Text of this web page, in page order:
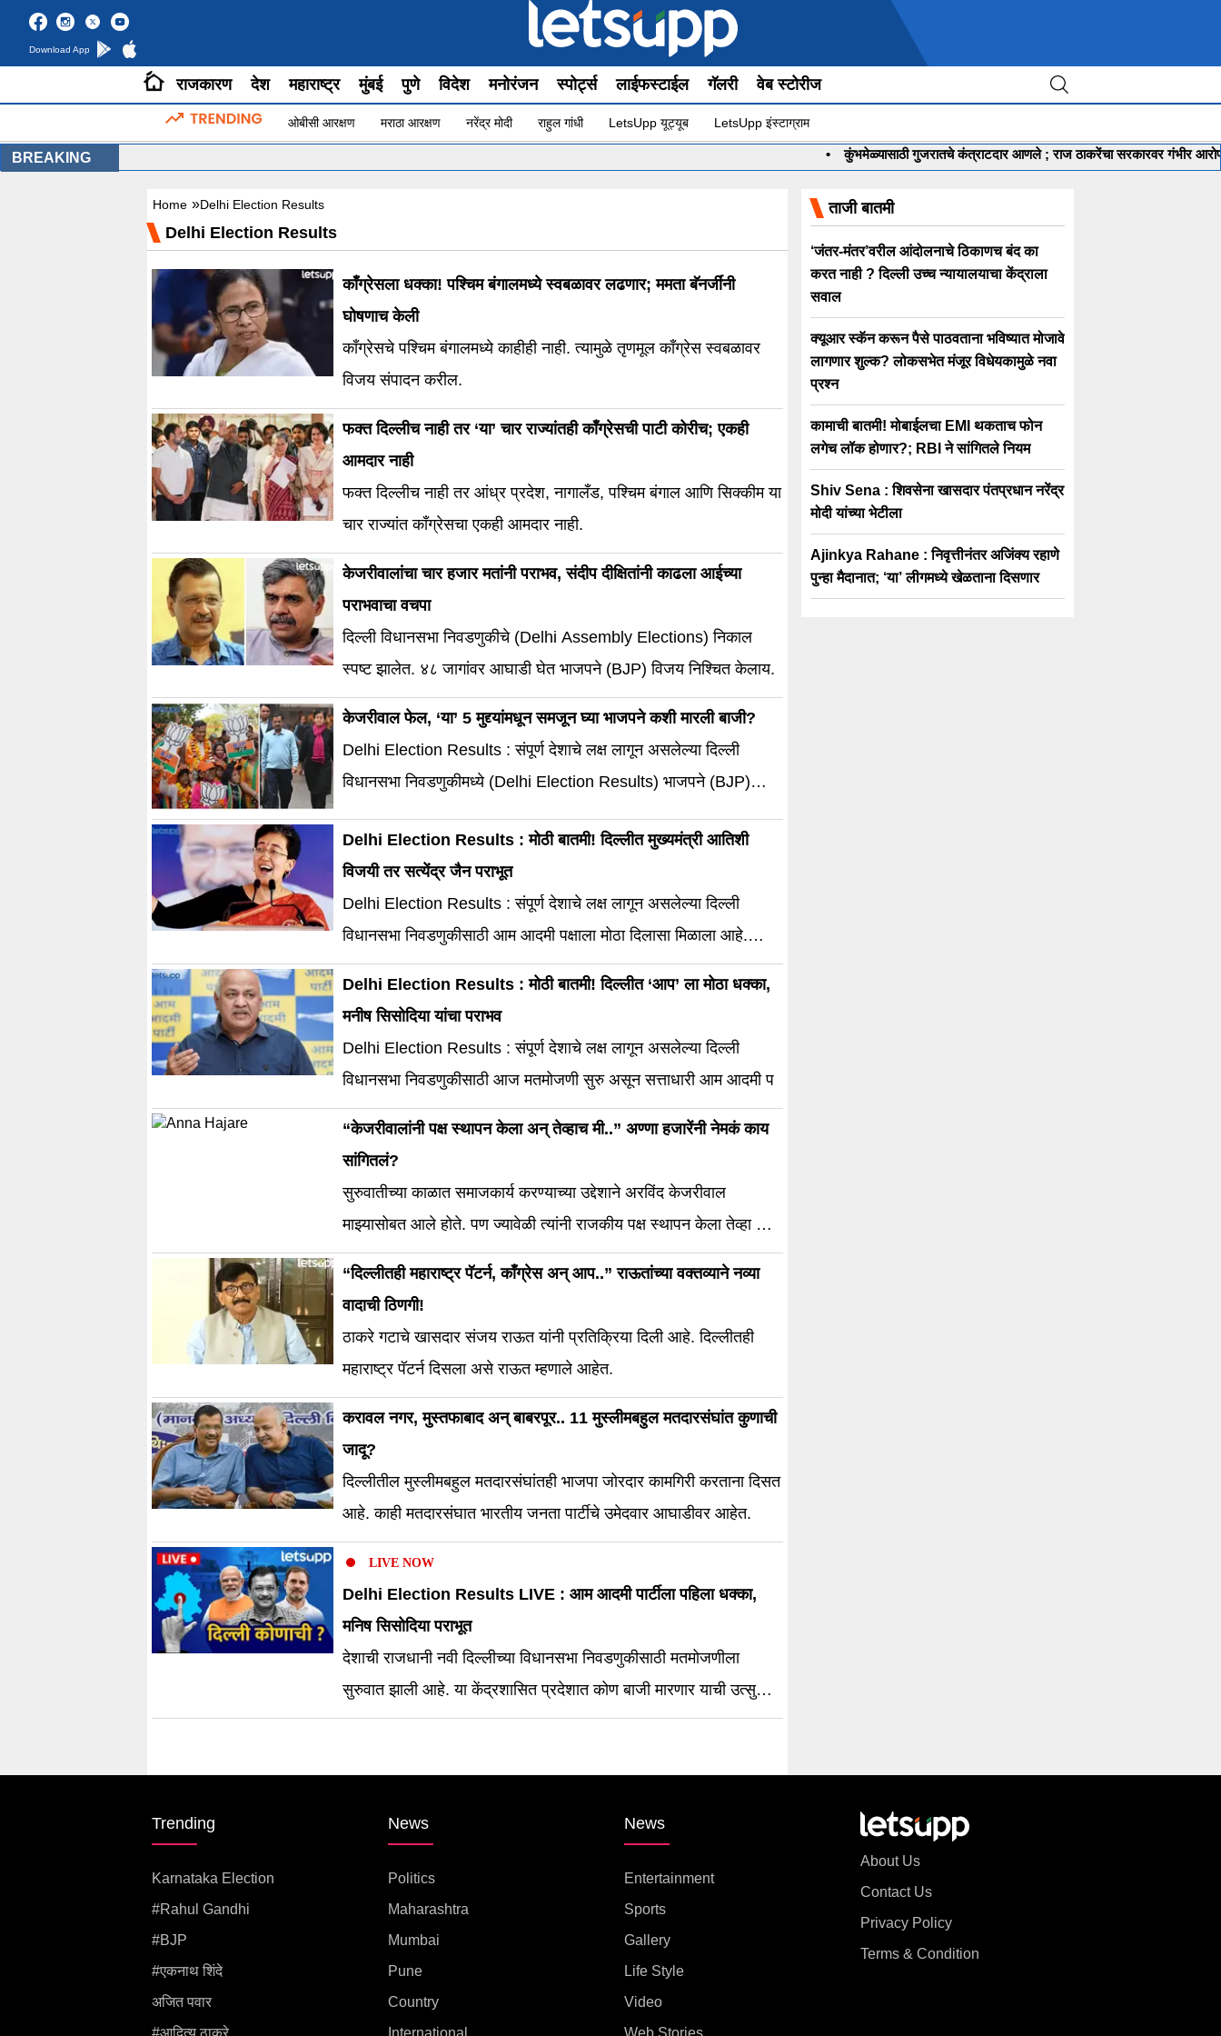
Download App
राजकारण देश महाराष्ट्र मुंबई पुणे विदेश मनोरंजन स्पोर्ट्स लाईफस्टाईल गॅलरी वेब स्टोरीज
ओबीसी आरक्षण मराठा आरक्षण नरेंद्र मोदी राहुल गांधी LetsUpp यूट्यूब LetsUpp इंस्टाग्राम
BREAKING कुंभमेळ्यासाठी गुजरातचे कंत्राटदार आणले ; राज ठाकरेंचा सरकारवर गंभीर आरोप •
Home »Delhi Election Results
Delhi Election Results
काँग्रेसला धक्का! पश्चिम बंगालमध्ये स्वबळावर लढणार; ममता बॅनर्जींनी
घोषणाच केली
काँग्रेसचे पश्चिम बंगालमध्ये काहीही नाही. त्यामुळे तृणमूल काँग्रेस स्वबळावर
विजय संपादन करील.
फक्त दिल्लीच नाही तर ‘या’ चार राज्यांतही काँग्रेसची पाटी कोरीच; एकही
आमदार नाही
फक्त दिल्लीच नाही तर आंध्र प्रदेश, नागालँड, पश्चिम बंगाल आणि सिक्कीम या
चार राज्यांत काँग्रेसचा एकही आमदार नाही.
केजरीवालांचा चार हजार मतांनी पराभव, संदीप दीक्षितांनी काढला आईच्या
पराभवाचा वचपा
दिल्ली विधानसभा निवडणुकीचे (Delhi Assembly Elections) निकाल
स्पष्ट झालेत. ४८ जागांवर आघाडी घेत भाजपने (BJP) विजय निश्चित केलाय.
केजरीवाल फेल, ‘या’ 5 मुद्द्यांमधून समजून घ्या भाजपने कशी मारली बाजी?
Delhi Election Results : संपूर्ण देशाचे लक्ष लागून असलेल्या दिल्ली
विधानसभा निवडणुकीमध्ये (Delhi Election Results) भाजपने (BJP)
Delhi Election Results : मोठी बातमी! दिल्लीत मुख्यमंत्री आतिशी
विजयी तर सत्येंद्र जैन पराभूत
Delhi Election Results : संपूर्ण देशाचे लक्ष लागून असलेल्या दिल्ली
विधानसभा निवडणुकीसाठी आम आदमी पक्षाला मोठा दिलासा मिळाला आहे.
मुख्यमंत्री
Delhi Election Results : मोठी बातमी! दिल्लीत ‘आप’ ला मोठा धक्का,
मनीष सिसोदिया यांचा पराभव
Delhi Election Results : संपूर्ण देशाचे लक्ष लागून असलेल्या दिल्ली
विधानसभा निवडणुकीसाठी आज मतमोजणी सुरु असून सत्ताधारी आम आदमी प
“केजरीवालांनी पक्ष स्थापन केला अन् तेव्हाच मी..” अण्णा हजारेंनी नेमकं काय
सांगितलं?
सुरुवातीच्या काळात समाजकार्य करण्याच्या उद्देशाने अरविंद केजरीवाल
माझ्यासोबत आले होते. पण ज्यावेळी त्यांनी राजकीय पक्ष स्थापन केला तेव्हा मी
त्यांच्याशी बोलणं बंद केलं
“दिल्लीतही महाराष्ट्र पॅटर्न, काँग्रेस अन् आप..” राऊतांच्या वक्तव्याने नव्या
वादाची ठिणगी!
ठाकरे गटाचे खासदार संजय राऊत यांनी प्रतिक्रिया दिली आहे. दिल्लीतही
महाराष्ट्र पॅटर्न दिसला असे राऊत म्हणाले आहेत.
करावल नगर, मुस्तफाबाद अन् बाबरपूर.. 11 मुस्लीमबहुल मतदारसंघांत कुणाची
जादू?
दिल्लीतील मुस्लीमबहुल मतदारसंघांतही भाजपा जोरदार कामगिरी करताना दिसत
आहे. काही मतदारसंघात भारतीय जनता पार्टीचे उमेदवार आघाडीवर आहेत.
LIVE NOW
Delhi Election Results LIVE : आम आदमी पार्टीला पहिला धक्का,
मनिष सिसोदिया पराभूत
देशाची राजधानी नवी दिल्लीच्या विधानसभा निवडणुकीसाठी मतमोजणीला
सुरुवात झाली आहे. या केंद्रशासित प्रदेशात कोण बाजी मारणार याची उत्सुकता
सर्वांनाच आहे.
ताजी बातमी
‘जंतर-मंतर’वरील आंदोलनाचे ठिकाणच बंद का
करत नाही ? दिल्ली उच्च न्यायालयाचा केंद्राला
सवाल
क्यूआर स्कॅन करून पैसे पाठवताना भविष्यात मोजावे
लागणार शुल्क? लोकसभेत मंजूर विधेयकामुळे नवा
प्रश्न
कामाची बातमी! मोबाईलचा EMI थकताच फोन
लगेच लॉक होणार?; RBI ने सांगितले नियम
Shiv Sena : शिवसेना खासदार पंतप्रधान नरेंद्र
मोदी यांच्या भेटीला
Ajinkya Rahane : निवृत्तीनंतर अजिंक्य रहाणे
पुन्हा मैदानात; ‘या’ लीगमध्ये खेळताना दिसणार
Trending
Karnataka Election
#rahul Gandhi
#BJP
#एकनाथ शिंदे
अजित पवार
#आदित्य ठाकरे
News
Politics
Maharashtra
Mumbai
Pune
Country
International
News
Entertainment
Sports
Gallery
Life Style
Video
Web Stories
About Us
Contact Us
Privacy Policy
Terms & Condition